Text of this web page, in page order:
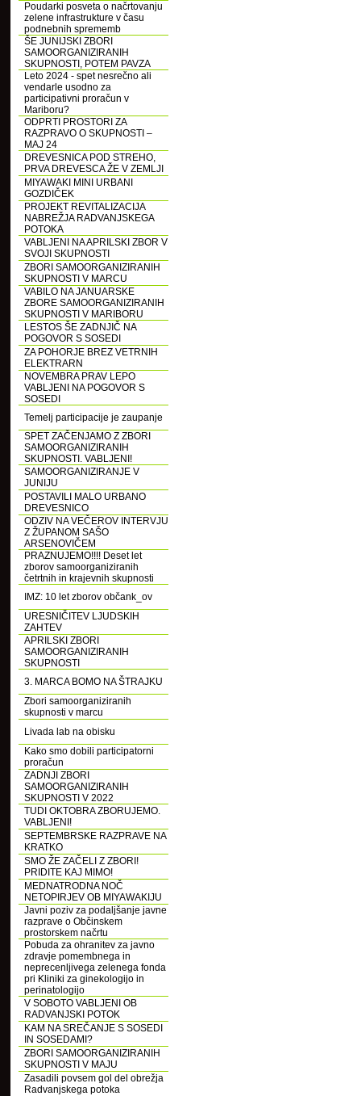
Poudarki posveta o načrtovanju
zelene infrastrukture v času
podnebnih sprememb
ŠE JUNIJSKI ZBORI
SAMOORGANIZIRANIH
SKUPNOSTI, POTEM PAVZA
Leto 2024 - spet nesrečno ali
vendarle usodno za
participativni proračun v
Mariboru?
ODPRTI PROSTORI ZA
RAZPRAVO O SKUPNOSTI –
MAJ 24
DREVESNICA POD STREHO,
PRVA DREVESCA ŽE V ZEMLJI
MIYAWAKI MINI URBANI
GOZDIČEK
PROJEKT REVITALIZACIJA
NABREŽJA RADVANJSKEGA
POTOKA
VABLJENI NA APRILSKI ZBOR V
SVOJI SKUPNOSTI
ZBORI SAMOORGANIZIRANIH
SKUPNOSTI V MARCU
VABILO NA JANUARSKE
ZBORE SAMOORGANIZIRANIH
SKUPNOSTI V MARIBORU
LESTOS ŠE ZADNJIČ NA
POGOVOR S SOSEDI
ZA POHORJE BREZ VETRNIH
ELEKTRARN
NOVEMBRA PRAV LEPO
VABLJENI NA POGOVOR S
SOSEDI
Temelj participacije je zaupanje
SPET ZAČENJAMO Z ZBORI
SAMOORGANIZIRANIH
SKUPNOSTI. VABLJENI!
SAMOORGANIZIRANJE V
JUNIJU
POSTAVILI MALO URBANO
DREVESNICO
ODZIV NA VEČEROV INTERVJU
Z ŽUPANOM SAŠO
ARSENOVIČEM
PRAZNUJEMO!!!! Deset let
zborov samoorganiziranih
četrtnih in krajevnih skupnosti
IMZ: 10 let zborov občank_ov
URESNIČITEV LJUDSKIH
ZAHTEV
APRILSKI ZBORI
SAMOORGANIZIRANIH
SKUPNOSTI
3. MARCA BOMO NA ŠTRAJKU
Zbori samoorganiziranih
skupnosti v marcu
Livada lab na obisku
Kako smo dobili participatorni
proračun
ZADNJI ZBORI
SAMOORGANIZIRANIH
SKUPNOSTI V 2022
TUDI OKTOBRA ZBORUJEMO.
VABLJENI!
SEPTEMBRSKE RAZPRAVE NA
KRATKO
SMO ŽE ZAČELI Z ZBORI!
PRIDITE KAJ MIMO!
MEDNATRODNA NOČ
NETOPIRJEV OB MIYAWAKIJU
Javni poziv za podaljšanje javne
razprave o Občinskem
prostorskem načrtu
Pobuda za ohranitev za javno
zdravje pomembnega in
neprecenljivega zelenega fonda
pri Kliniki za ginekologijo in
perinatologijo
V SOBOTO VABLJENI OB
RADVANJSKI POTOK
KAM NA SREČANJE S SOSEDI
IN SOSEDAMI?
ZBORI SAMOORGANIZIRANIH
SKUPNOSTI V MAJU
Zasadili povsem gol del obrežja
Radvanjskega potoka